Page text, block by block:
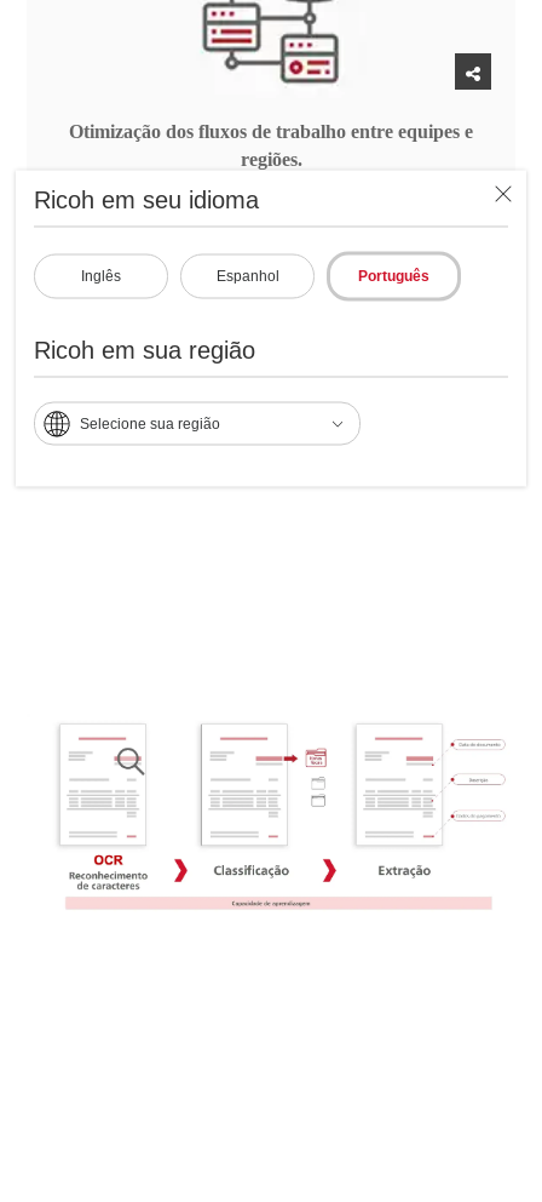
Ricoh em seu idioma
Inglês Espanhol Português
Ricoh em sua região
Selecione sua região
Otimização dos fluxos de trabalho entre equipes e
regiões.
Fluxo de trabalho inteligente para
o processamento de documentos
com Ricoh Smart Flow AI: